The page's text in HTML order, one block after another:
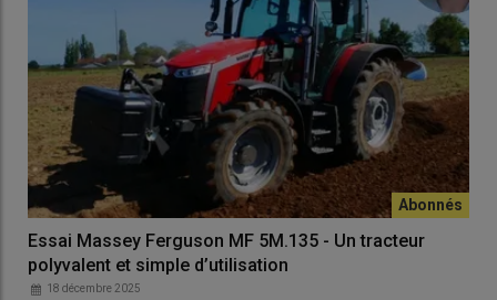
Essai Massey Ferguson MF 5M.135 - Un tracteur
polyvalent et simple d’utilisation
18 décembre 2025